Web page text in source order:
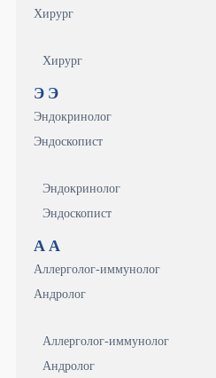
Хирург
Хирург
Э Э
Эндокринолог
Эндоскопист
Эндокринолог
Эндоскопист
А А
Аллерголог-иммунолог
Андролог
Аллерголог-иммунолог
Андролог